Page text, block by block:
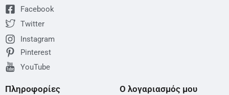
Facebook
Twitter
Instagram
Pinterest
YouTube
Πληροφορίες Ο λογαριασμός μου